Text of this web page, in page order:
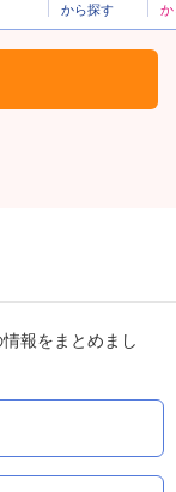
から探す
か
お気に入り
報をまとめまし